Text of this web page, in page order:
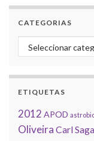
CATEGORIAS
Categorias
ETIQUETAS
2012 APOD
Oliveira Carl